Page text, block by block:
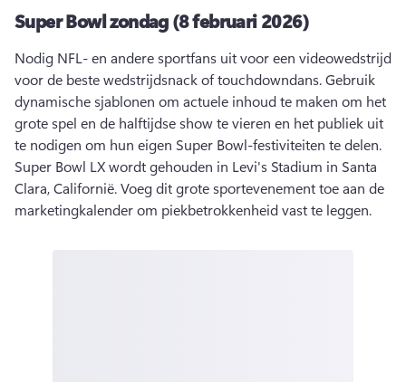
Super Bowl zondag (8 februari 2026)
Nodig NFL- en andere sportfans uit voor een videowedstrijd
voor de beste wedstrijdsnack of touchdowndans. Gebruik
dynamische sjablonen om actuele inhoud te maken om het
grote spel en de halftijdse show te vieren en het publiek uit
Super Bowl LX wordt gehouden in Levi's Stadium in Santa
Clara, Californië. Voeg dit grote sportevenement toe aan de
marketingkalender om piekbetrokkenheid vast te leggen.